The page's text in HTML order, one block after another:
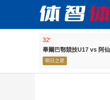
32'
畢爾巴鄂競技U17 vs 阿
明日之星